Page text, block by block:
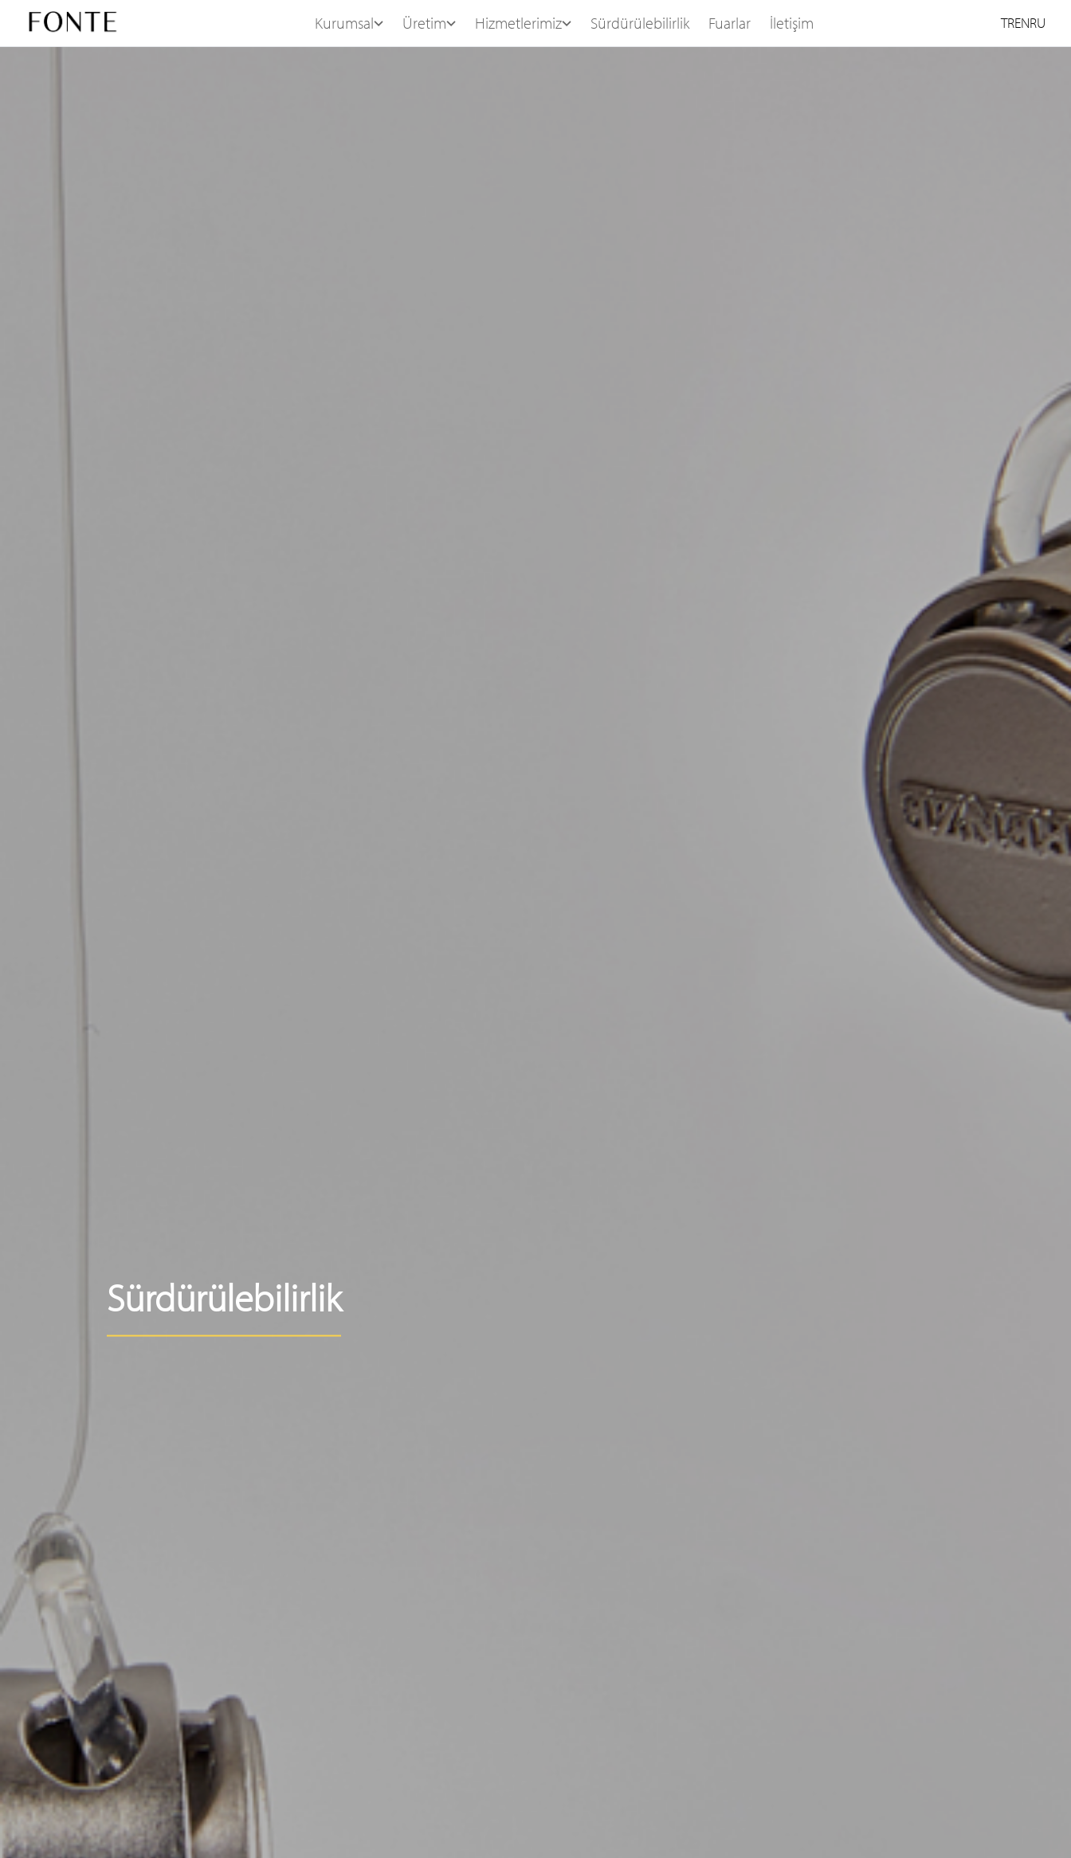
Kurumsal Üretim Hizmetlerimiz Sürdürülebilirlik Fuarlar İletişim TRENRU
Sürdürülebilirlik